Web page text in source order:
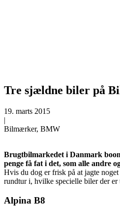
Tre sjældne biler på
19. marts 2015
|
Bilmærker, BMW
Brugtbilmarkedet i Danmark
penge få fat i det, som alle andre
Hvis du dog er frisk på at jagte
rundtur i, hvilke specielle biler der
Alpina B8